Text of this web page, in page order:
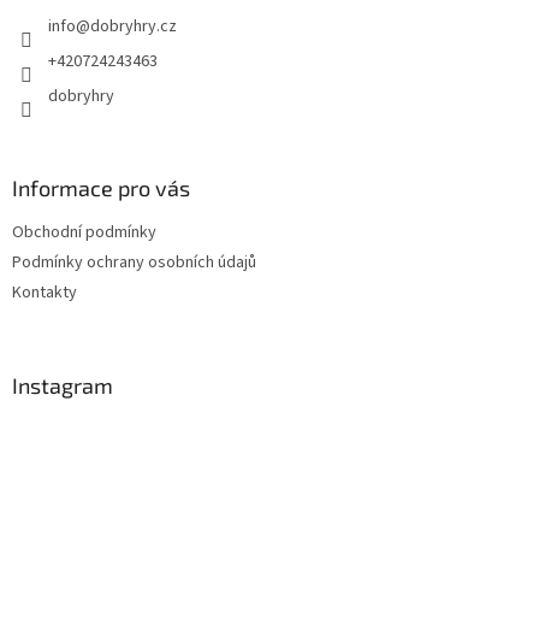
info@dobryhry.cz
+420724243463
dobryhry
Informace pro vás
Obchodní podmínky
Podmínky ochrany osobních údajů
Kontakty
Instagram